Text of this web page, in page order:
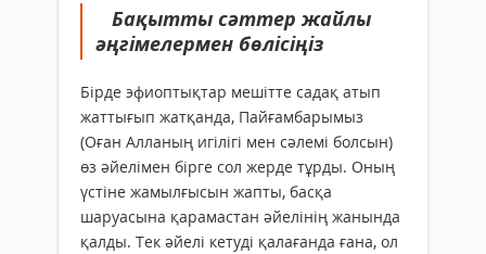
Бақытты сәттер жайлы
әңгімелермен бөлісіңіз
Бірде эфиоптықтар мешітте садақ атып
жаттығып жатқанда, Пайғамбарымыз
(Оған Алланың игілігі мен сәлемі болсын)
өз әйелімен бірге сол жерде тұрды. Оның
үстіне жамылғысын жапты, басқа
шаруасына қарамастан әйелінің жанында
қалды. Тек әйелі кетуді қалағанда ғана, ол